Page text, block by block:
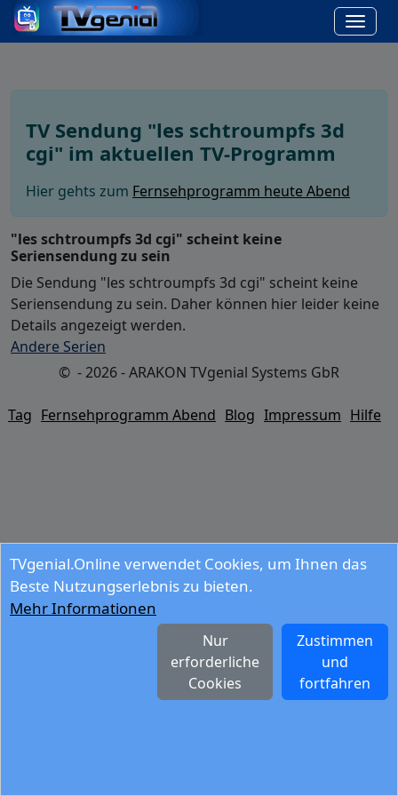
TVgenial.Online verwendet Cookies, um Ihnen das
Beste Nutzungserlebnis zu bieten.
Mehr Informationen
Zustimmen
und
fortfahren
Nur
erforderliche
Cookies
TV Sendung "les schtroumpfs 3d
cgi" im aktuellen TV-Programm
Hier gehts zum Fernsehprogramm heute Abend
"les schtroumpfs 3d cgi" scheint keine
Seriensendung zu sein
Die Sendung "les schtroumpfs 3d cgi" scheint keine
Seriensendung zu sein. Daher können hier leider keine
Details angezeigt werden.
Andere Serien
© - 2026 - ARAKON TVgenial Systems GbR
Tag Fernsehprogramm Abend Blog Impressum Hilfe